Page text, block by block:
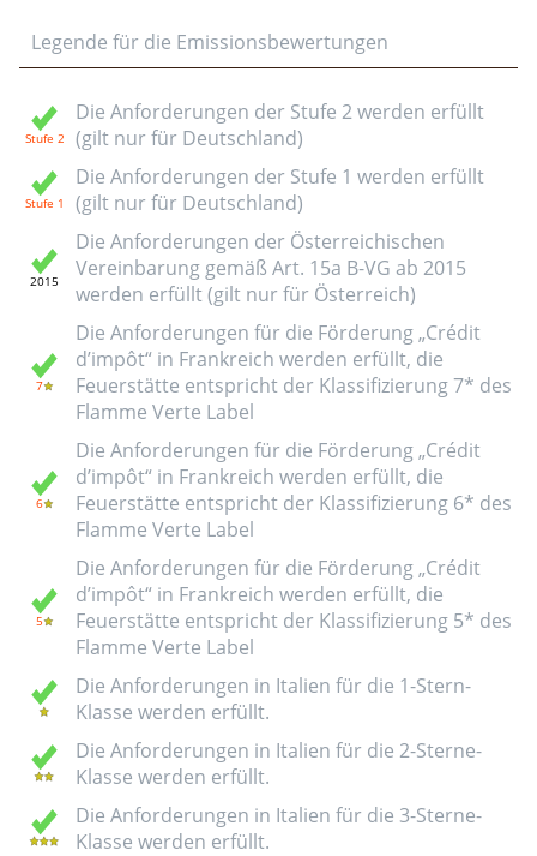
Legende für die Emissionsbewertungen
Die Anforderungen der Stufe 2 werden erfüllt
(gilt nur für Deutschland)
Die Anforderungen der Stufe 1 werden erfüllt
(gilt nur für Deutschland)
Die Anforderungen der Österreichischen
Vereinbarung gemäß Art. 15a B-VG ab 2015
werden erfüllt (gilt nur für Österreich)
Die Anforderungen für die Förderung „Crédit
d’impôt“ in Frankreich werden erfüllt, die
Feuerstätte entspricht der Klassifizierung 7* des
Flamme Verte Label
Die Anforderungen für die Förderung „Crédit
d’impôt“ in Frankreich werden erfüllt, die
Feuerstätte entspricht der Klassifizierung 6* des
Flamme Verte Label
Die Anforderungen für die Förderung „Crédit
d’impôt“ in Frankreich werden erfüllt, die
Feuerstätte entspricht der Klassifizierung 5* des
Flamme Verte Label
Die Anforderungen in Italien für die 1-Stern-
Klasse werden erfüllt.
Die Anforderungen in Italien für die 2-Sterne-
Klasse werden erfüllt.
Die Anforderungen in Italien für die 3-Sterne-
Klasse werden erfüllt.